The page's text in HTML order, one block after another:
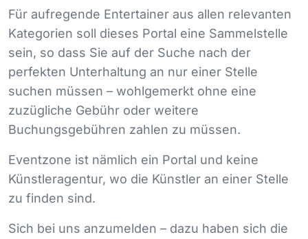
Für aufregende Entertainer aus allen relevanten
Kategorien soll dieses Portal eine Sammelstelle
sein, so dass Sie auf der Suche nach der
perfekten Unterhaltung an nur einer Stelle
suchen müssen – wohlgemerkt ohne eine
zuzügliche Gebühr oder weitere
Buchungsgebühren zahlen zu müssen.
Eventzone ist nämlich ein Portal und keine
Künstleragentur, wo die Künstler an einer Stelle
zu finden sind.
Sich bei uns anzumelden – dazu haben sich die